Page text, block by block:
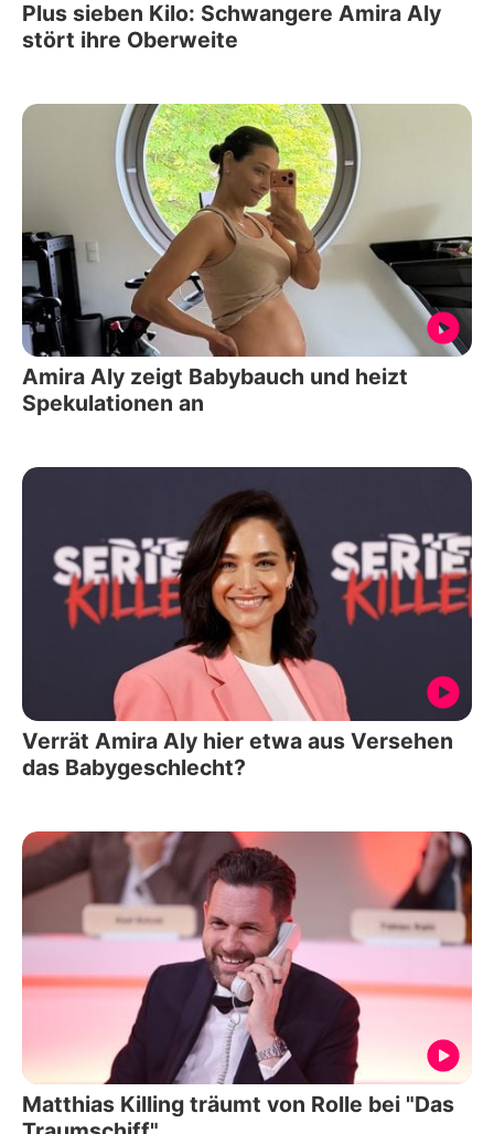
Plus sieben Kilo: Schwangere Amira Aly
stört ihre Oberweite
Amira Aly zeigt Babybauch und heizt
Spekulationen an
Verrät Amira Aly hier etwa aus Versehen
das Babygeschlecht?
Matthias Killing träumt von Rolle bei "Das